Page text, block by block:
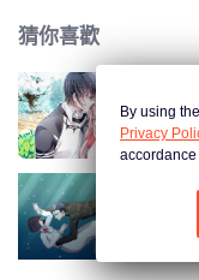
猜你喜歡
By using
Privacy